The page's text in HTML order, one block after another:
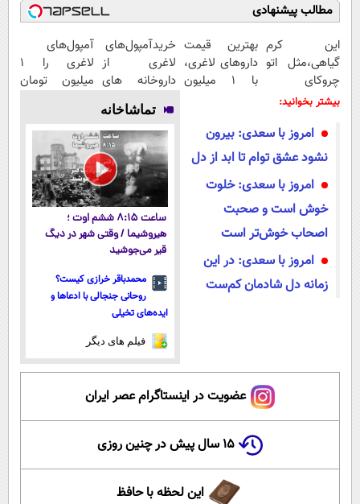
مطالب پیشنهادی
این کرم
گیاهی،مثل اتو
چروکای
پوستتوصاف
بهترین قیمت
داروهای لاغری،
با ۱ میلیون
خریدآمپول‌های
لاغری از
داروخانه های
اطرافت، ارسال
فوری همراه با
پک یخ!
آمپول‌های
لاغری را ۱
میلیون تومان
بیشتر بخوانید:
امروز با سعدی: بیرون
نشود عشق توام تا ابد از دل
امروز با سعدی: خلوت
خوش است و صحبت
اصحاب خوش‌تر است
امروز با سعدی: در این
زمانه دل شادمان کم‌ست
تماشاخانه
ساعت ۸:۱۵ ششم اوت ؛
هیروشیما / وقتی شهر در دیگ
قیر می‌جوشید
محمدباقر خرازی کیست؟
روحانی جنجالی با ادعاها و
ایده‌های تخیلی
فیلم های دیگر
عضویت در اینستاگرام عصر ایران
۱۵ سال پیش در چنین روزی
این لحظه با حافظ